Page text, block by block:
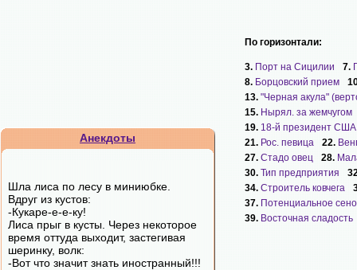
Анекдоты
Шла лиса по лесу в миниюбке.
Вдруг из кустов:
-Кукаре-е-е-ку!
Лиса прыг в кусты. Через некоторое
время оттуда выходит, застегивая
шеринку, волк:
-Вот что значит знать иностранный!!!
По горизонтали:
3. Порт на Сицилии 7.
8. Борцовский прием
13. "Черная акула"
15. Нырял. за жемчугом
19. 18-й президент США
21. Рос. певица 22.
27. Стадо овец 28.
30. Тип предприятия
34. Строитель ковчега
37. Потенциальное сено
39. Восточная сладость